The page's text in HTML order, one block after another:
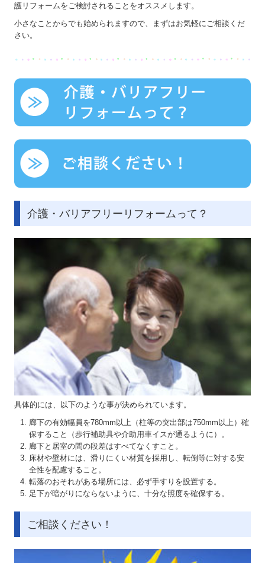
介護リフォーム
施工事例
プライバシーポリシー
護リフォームをご検討されることをオススメします。
小さなことからでも始められますので、まずはお気軽にご相談くだ
さい。
介護・バリアフリーリフォームって？
具体的には、以下のような事が決められています。
廊下の有効幅員を780mm以上（柱等の突出部は750mm以上）確
保すること（歩行補助具や介助用車イスが通るように）。
廊下と居室の間の段差はすべてなくすこと。
床材や壁材には、滑りにくい材質を採用し、転倒等に対する安
全性を配慮すること。
転落のおそれがある場所には、必ず手すりを設置する。
足下が暗がりにならないように、十分な照度を確保する。
ご相談ください！